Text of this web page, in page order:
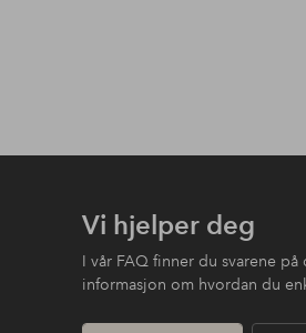
Vi hjelper deg
I vår FAQ finner du svarene
informasjon om hvordan du